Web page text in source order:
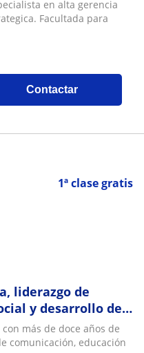
en alta gerencia
Facultada para
Contactar
1ª clase gratis
liderazgo de
y desarrollo de
y bienestar
más de doce años de
comunicación, educación